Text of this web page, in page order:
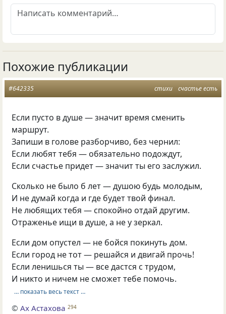
Похожие публикации
стихи счастье есть
#642335
Если пусто в душе — значит время сменить
маршрут.
Запиши в голове разборчиво, без чернил:
Если любят тебя — обязательно подождут,
Если счастье придет — значит ты его заслужил.
Сколько не было б лет — душою будь молодым,
И не думай когда и где будет твой финал.
Не любящих тебя — спокойно отдай другим.
Отраженье ищи в душе, а не у зеркал.
Если дом опустел — не бойся покинуть дом.
Если город не тот — решайся и двигай прочь!
Если ленишься ты — все дастся с трудом,
И никто и ничем не сможет тебе помочь.
… показать весь текст …
©Ах Астахова 294